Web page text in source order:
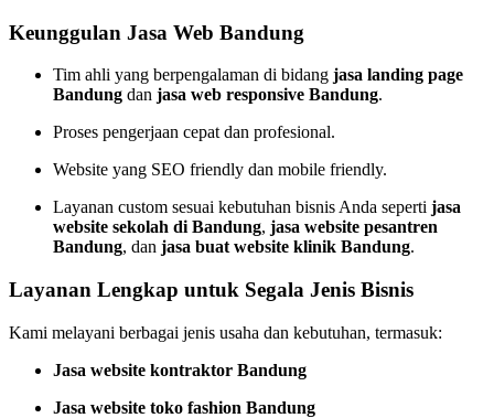
Keunggulan Jasa Web Bandung
Tim ahli yang berpengalaman di bidang jasa landing page
Bandung dan jasa web responsive Bandung.
Proses pengerjaan cepat dan profesional.
Website yang SEO friendly dan mobile friendly.
Layanan custom sesuai kebutuhan bisnis Anda seperti jasa
website sekolah di Bandung, jasa website pesantren
Bandung, dan jasa buat website klinik Bandung.
Layanan Lengkap untuk Segala Jenis Bisnis
Kami melayani berbagai jenis usaha dan kebutuhan, termasuk:
Jasa website kontraktor Bandung
Jasa website toko fashion Bandung